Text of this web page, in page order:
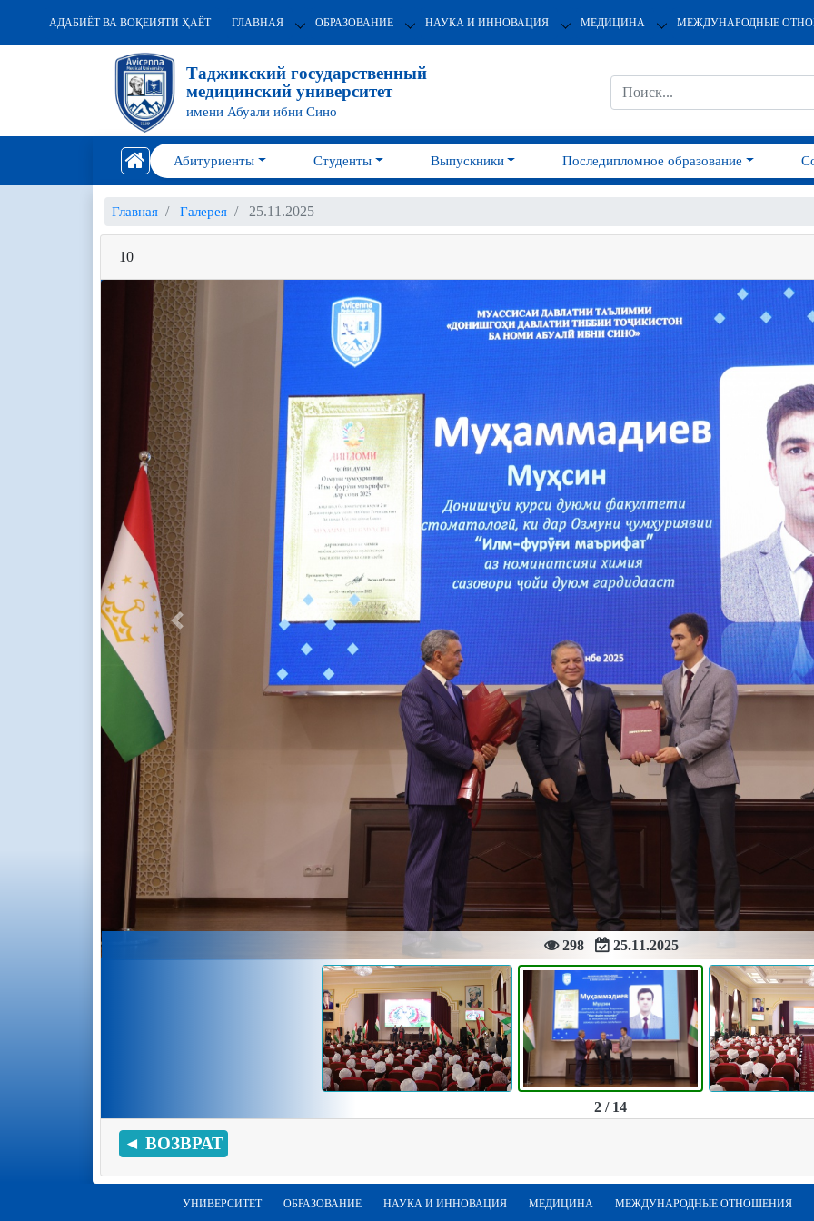
АДАБИЁТ ВА ВОҚЕИЯТИ ҲАЁТ ГЛАВНАЯ ОБРАЗОВАНИЕ НАУКА И ИННОВАЦИЯ МЕДИЦИНА МЕЖДУНАРОДНЫЕ
Таджикский государственный
медицинский университет
имени Абуали ибни Сино
Абитуриенты Студенты Выпускники Последипломное образование
Главная Галерея 25.11.2025
10
298 25.11.2025
Previous
2 / 14
◄ ВОЗВРАТ
УНИВЕРСИТЕТ ОБРАЗОВАНИЕ НАУКА И ИННОВАЦИЯ МЕДИЦИНА МЕЖДУНАРОДНЫЕ ОТНОШЕНИЯ